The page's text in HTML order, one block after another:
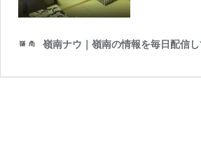
嶺南ナウ｜嶺南の情報を毎日配信